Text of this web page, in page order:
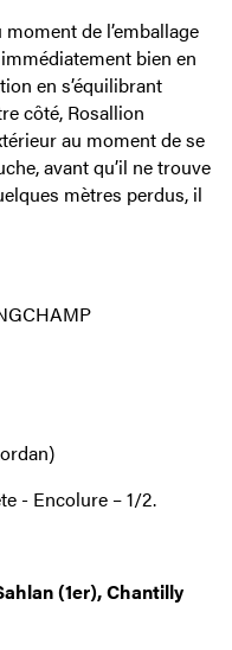
de l’emballage
bien en
en s’équilibrant
côté, Rosallion
au moment de se
avant qu’il ne trouve
mètres perdus, il
- Encolure – 1/2.
(1er), Chantilly